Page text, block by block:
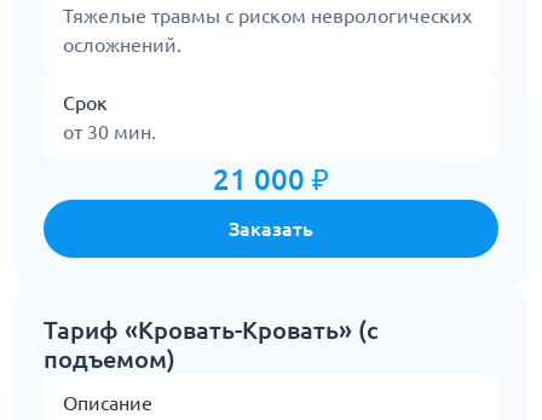
Тяжелые травмы с риском неврологических
осложнений.
Срок
от 30 мин.
21 000 ₽
Заказать
Тариф «Кровать-Кровать» (с
подъемом)
Описание